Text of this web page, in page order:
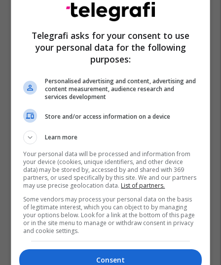
Siguria Në Punë Shëndeti
Shëndeti Në Punë
Vlerësimi I Riskut
Kolegji Europian I Kosovës
Telegrafi asks for your consent to use
your personal data for the following
purposes:
Personalised advertising and content, advertising and
content measurement, audience research and
services development
Store and/or access information on a device
Learn more
Your personal data will be processed and information from
your device (cookies, unique identifiers, and other device
data) may be stored by, accessed by and shared with 369
partners, or used specifically by this site. We and our partners
may use precise geolocation data. List of partners.
Some vendors may process your personal data on the basis
of legitimate interest, which you can object to by managing
your options below. Look for a link at the bottom of this page
or in the site menu to manage or withdraw consent in privacy
and cookie settings.
Consent